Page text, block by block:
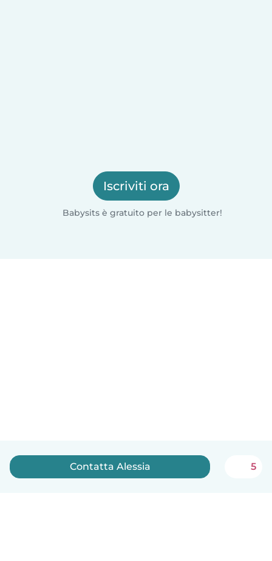
Iscriviti ora
Babysits è gratuito per le babysitter!
Contatta Alessia 5